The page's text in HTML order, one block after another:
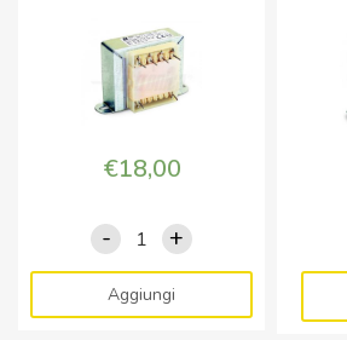
pannello
quantità
€18,00
-
Trasformatore
per
PCB
16W
+
Aggiungi